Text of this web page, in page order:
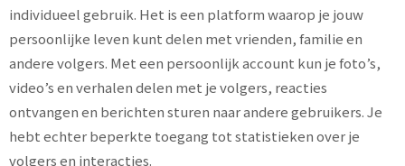
individueel gebruik. Het is een platform waarop je jouw
persoonlijke leven kunt delen met vrienden, familie en
andere volgers. Met een persoonlijk account kun je foto’s,
video’s en verhalen delen met je volgers, reacties
ontvangen en berichten sturen naar andere gebruikers. Je
hebt echter beperkte toegang tot statistieken over je
volgers en interacties.